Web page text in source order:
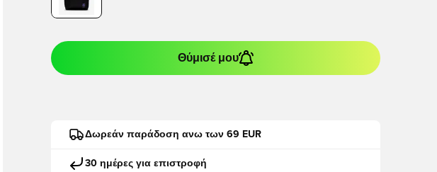
Θύμισέ μου
Δωρεάν παράδοση ανω των 69 EUR
30 ημέρες για επιστροφή